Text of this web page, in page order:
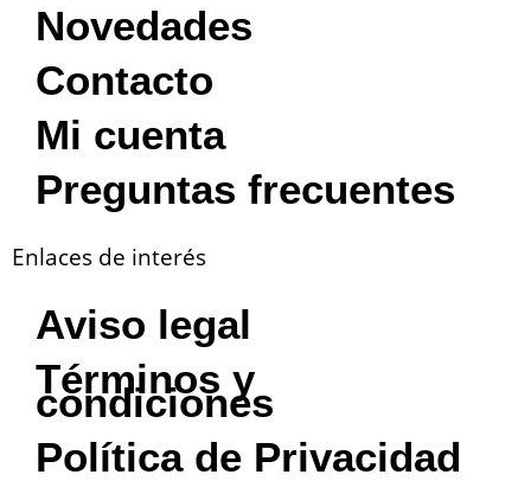
Novedades
Contacto
Mi cuenta
Preguntas frecuentes
Enlaces de interés
Aviso legal
Términos y
condiciones
Política de Privacidad